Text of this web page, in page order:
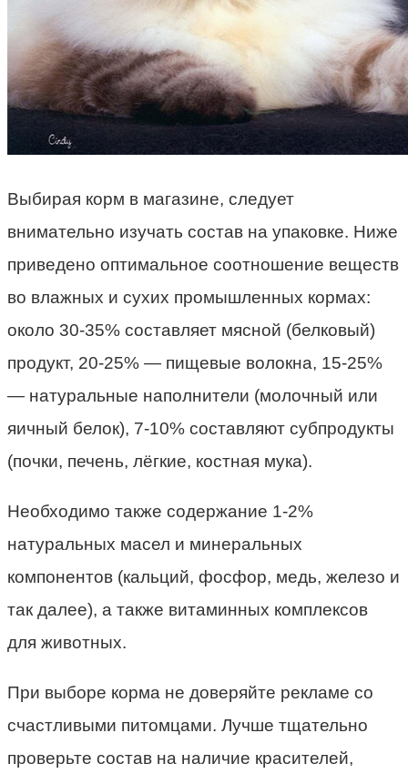
Выбирая корм в магазине, следует
внимательно изучать состав на упаковке. Ниже
приведено оптимальное соотношение веществ
во влажных и сухих промышленных кормах:
около 30-35% составляет мясной (белковый)
продукт, 20-25% — пищевые волокна, 15-25%
— натуральные наполнители (молочный или
яичный белок), 7-10% составляют субпродукты
(почки, печень, лёгкие, костная мука).
Необходимо также содержание 1-2%
натуральных масел и минеральных
компонентов (кальций, фосфор, медь, железо и
так далее), а также витаминных комплексов
для животных.
При выборе корма не доверяйте рекламе со
счастливыми питомцами. Лучше тщательно
проверьте состав на наличие красителей,